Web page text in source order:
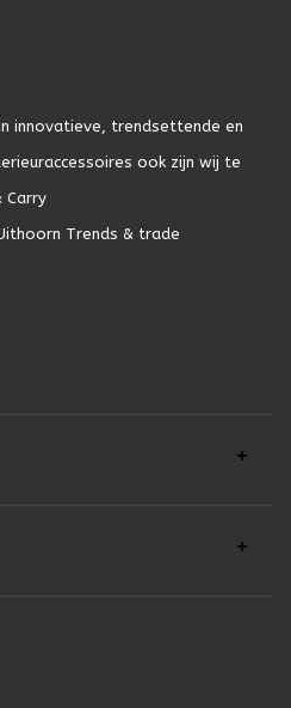
innovatieve, trendsettende en
ook zijn wij te
Carry
Trends & trade